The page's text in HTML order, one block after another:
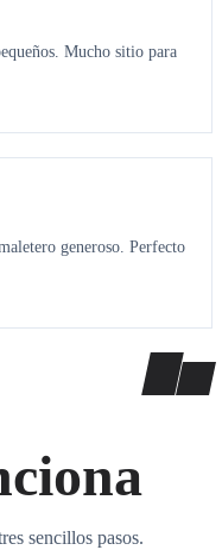
Mucho sitio para
generoso. Perfecto
sencillos pasos.